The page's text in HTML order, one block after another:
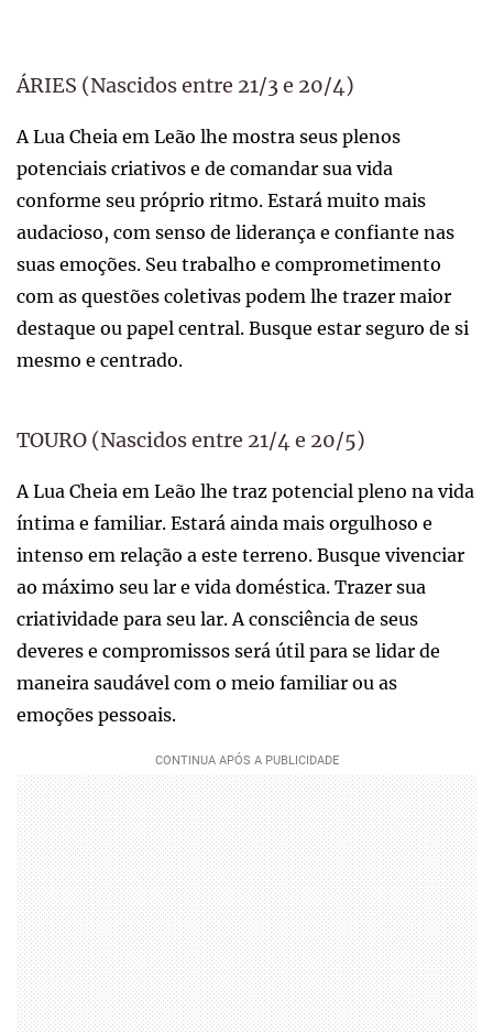
ÁRIES (Nascidos entre 21/3 e 20/4)
A Lua Cheia em Leão lhe mostra seus plenos
potenciais criativos e de comandar sua vida
conforme seu próprio ritmo. Estará muito mais
audacioso, com senso de liderança e confiante nas
suas emoções. Seu trabalho e comprometimento
com as questões coletivas podem lhe trazer maior
destaque ou papel central. Busque estar seguro de si
mesmo e centrado.
TOURO (Nascidos entre 21/4 e 20/5)
A Lua Cheia em Leão lhe traz potencial pleno na vida
íntima e familiar. Estará ainda mais orgulhoso e
intenso em relação a este terreno. Busque vivenciar
ao máximo seu lar e vida doméstica. Trazer sua
criatividade para seu lar. A consciência de seus
deveres e compromissos será útil para se lidar de
maneira saudável com o meio familiar ou as
emoções pessoais.